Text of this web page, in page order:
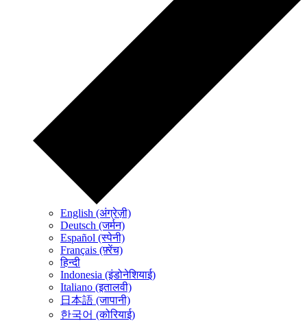
English (अंग्रेज़ी)
Deutsch (जर्मन)
Español (स्पेनी)
Français (फ़्रेंच)
हिन्दी
Indonesia (इंडोनेशियाई)
Italiano (इतालवी)
日本語 (जापानी)
한국어 (कोरियाई)